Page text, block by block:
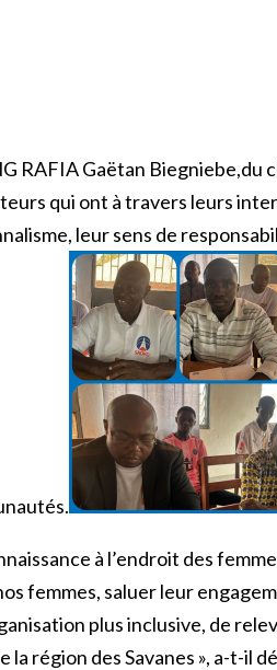
RAFIA Gaëtan Biegniebe,du
qui ont à travers leurs
leur sens de
à l’endroit des
femmes, saluer leur
plus inclusive, de
région des Savanes », a-t-il